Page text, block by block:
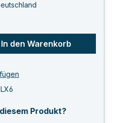
Gib den
In den Warenkorb
Produkt?